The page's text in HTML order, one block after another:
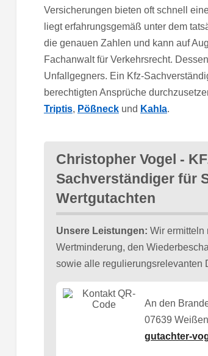
Versicherungen bieten oft schnell
liegt erfahrungsgemäß unter dem
die genauen Zahlen und kann auf
Fachanwalt für Verkehrsrecht.
Unfallgegners. Ein Kfz-
berechtigten Ansprüche
Triptis, Pößneckund Kahla.
Christopher Vogel -
Sachverständiger für
Wertgutachten
Unsere Leistungen: Wir ermitteln
Wertminderung, den
sowie alle regulierungsrelevanten
An den
07639
gutachter-